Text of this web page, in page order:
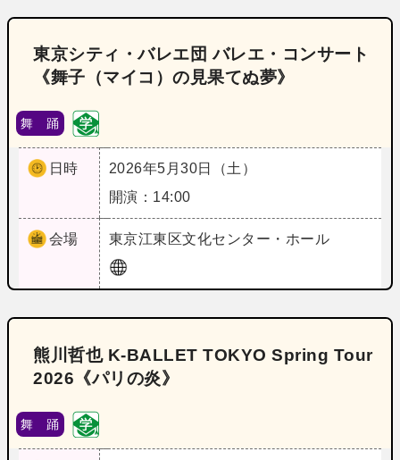
東京シティ・バレエ団 バレエ・コンサート
《舞子（マイコ）の見果てぬ夢》
舞 踊
日時
2026年5月30日（土）
開演：14:00
会場 東京江東区文化センター・ホール
熊川哲也 K-BALLET TOKYO Spring Tour
2026《パリの炎》
舞 踊